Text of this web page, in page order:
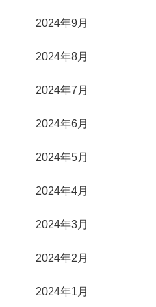
2024年9月
2024年8月
2024年7月
2024年6月
2024年5月
2024年4月
2024年3月
2024年2月
2024年1月